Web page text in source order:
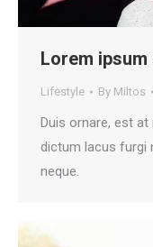
Lorem
Lifestyle By Miltos
Duis ornare, est
dictum lacus furgi
neque.